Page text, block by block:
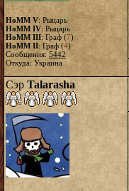
HoMM V: Рыцарь
HoMM IV: Рыцарь
HoMM III: Граф (7)
HoMM II: Граф (4)
Сообщения: 5442
Откуда: Украина
Сэр Talarasha